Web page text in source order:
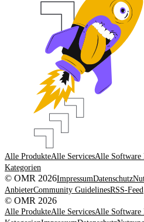
Alle ProdukteAlle ServicesAlle Software
Kategorien
© OMR 2026ImpressumDatenschutz
AnbieterCommunity GuidelinesRSS-Feed
© OMR 2026
Alle ProdukteAlle ServicesAlle Software